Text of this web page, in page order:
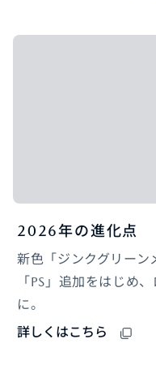
2026年の進化点
新色「ジンクグリー
「PS」追加をはじめ
に。
詳しくはこちら